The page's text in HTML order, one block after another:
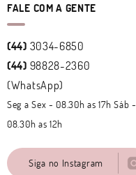
FALE COM A GENTE
(44) 3034-6850
(44) 98828-2360
(WhatsApp)
Seg a Sex - 08.30h as 17h Sáb -
08.30h as 12h
Siga no Instagram